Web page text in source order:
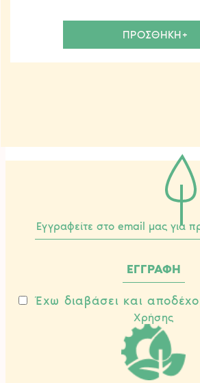
ΠΡΟΣΘΗΚΗ+
Έχω διαβάσει και
Χρήσης